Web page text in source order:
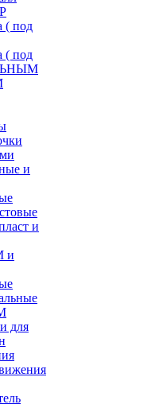
( под
( под
и
и
и
для